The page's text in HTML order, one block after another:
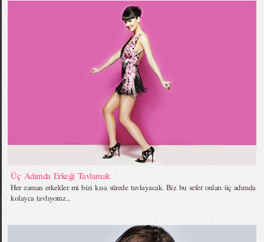
Üç Adımda Erkeği Tavlamak
Her zaman erkekler mi bizi kısa sürede tavlayacak. Biz bu sefer onları üç adımda
kolayca tavlıyoruz...